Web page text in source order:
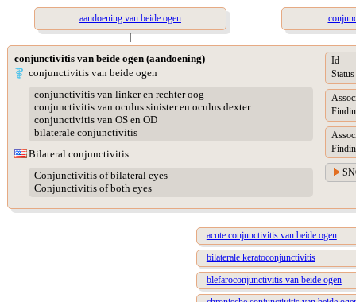
aandoening van beide ogen
|
conjunctivitis van beide ogen (aandoening)
conjunctivitis van beide ogen
conjunctivitis van linker en rechter oog
conjunctivitis van oculus sinister en oculus dexter
conjunctivitis van OS en OD
bilaterale conjunctivitis
Bilateral conjunctivitis
Conjunctivitis of bilateral eyes
Conjunctivitis of both eyes
Id
Status
acute conjunctivitis van beide ogen
bilaterale keratoconjunctivitis
blefaroconjunctivitis van beide ogen